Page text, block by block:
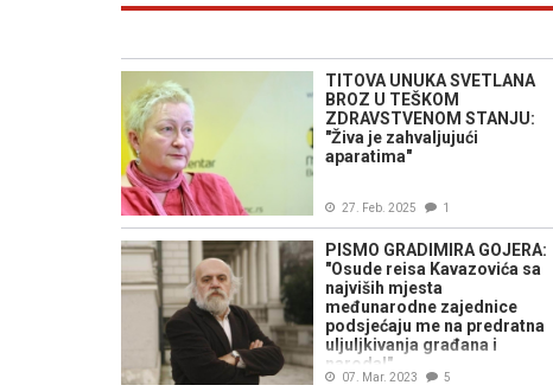
TITOVA UNUKA SVETLANA
BROZ U TEŠKOM
ZDRAVSTVENOM STANJU:
"Živa je zahvaljujući
aparatima"
27. Feb. 2025 1
PISMO GRADIMIRA GOJERA:
"Osude reisa Kavazovića sa
najviših mjesta
međunarodne zajednice
podsjećaju me na predratna
uljuljkivanja građana i
naroda!"
07. Mar. 2023 5